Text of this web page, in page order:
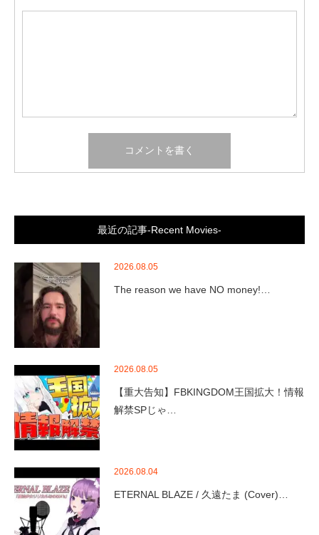
最近の記事-Recent Movies-
2026.08.05
The reason we have NO money!…
2026.08.05
【重大告知】FBKINGDOM王国拡大！情報
解禁SPじゃ…
2026.08.04
ETERNAL BLAZE / 久遠たま (Cover)…